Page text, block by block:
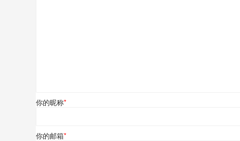
你的昵称*
你的邮箱*